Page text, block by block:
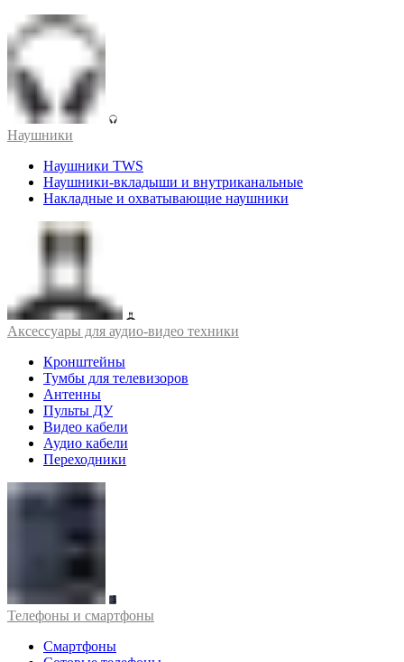
Наушники
Наушники TWS
Наушники-вкладыши и внутриканальные
Накладные и охватывающие наушники
Аксессуары для аудио-видео техники
Кронштейны
Тумбы для телевизоров
Антенны
Пульты ДУ
Видео кабели
Аудио кабели
Переходники
Телефоны и смартфоны
Смартфоны